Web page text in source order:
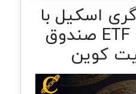
اسکیل با
SEC در مورد ETF صندوق
کوین